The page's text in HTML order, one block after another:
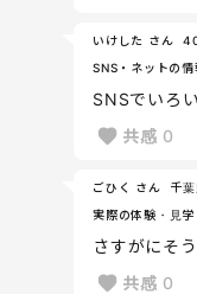
いけした さん
SNS・ネットの情
SNSでいろ
共感 0
ごひく さん 千
実際の体験・見学
さすがにそ
共感 0